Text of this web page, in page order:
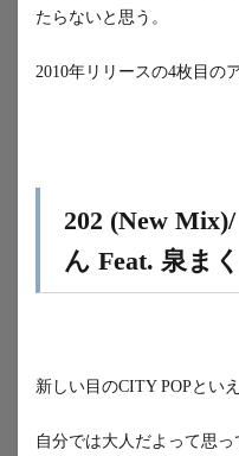
たらないと思う。
2010年リリースの4枚目の
202 (New
ん Feat. 泉ま
新しい目のCITY POPとい
自分では大人だよって思